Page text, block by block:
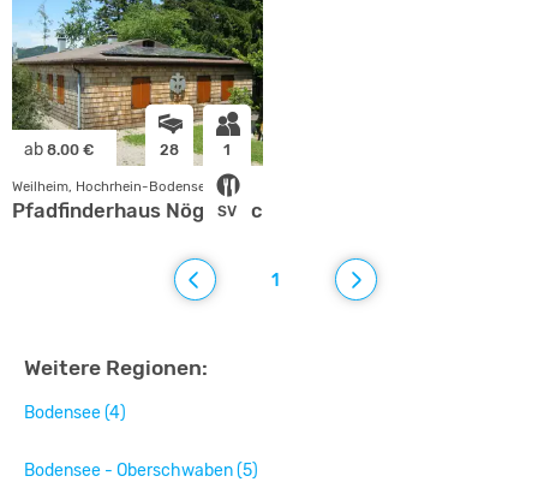
ab 8.00 € 28 1
SV
Weilheim, Hochrhein-Bodensee
Pfadfinderhaus Nöggenschwiel
1
Weitere Regionen:
Bodensee (4)
Bodensee - Oberschwaben (5)